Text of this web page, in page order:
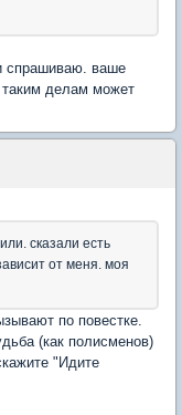
спрашиваю. ваше
таким делам может
сказали есть
от меня. моя
по повестке.
(как полисменов)
"Идите